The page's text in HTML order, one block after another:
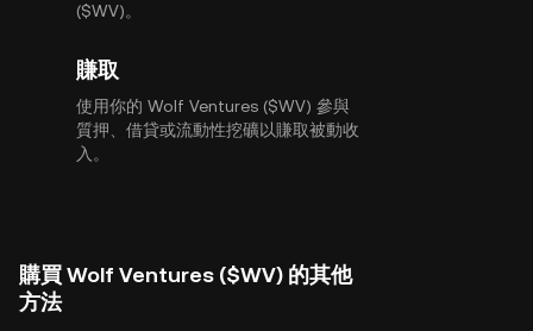
($WV)。
賺取
使用你的 Wolf Ventures ($WV) 參與
質押、借貸或流動性挖礦以賺取被動收
入。
購買 Wolf Ventures ($WV) 的其他
方法